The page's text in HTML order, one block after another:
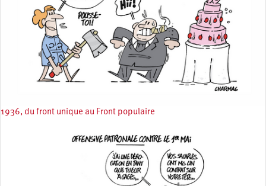
1936, du front unique au Front populaire